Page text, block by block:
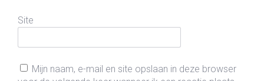
Site
Mijn naam, e-mail en site opslaan in deze browser